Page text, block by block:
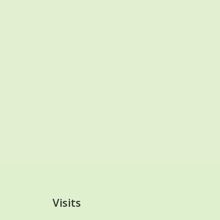
Visits